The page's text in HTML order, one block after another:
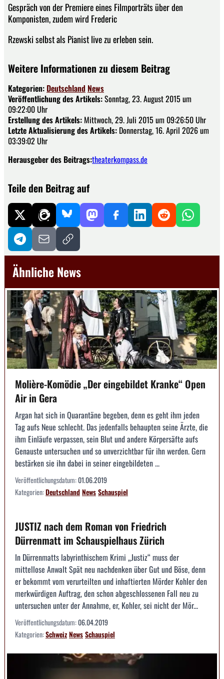
Gespräch von der Premiere eines Filmporträts über den
Komponisten, zudem wird Frederic
Rzewski selbst als Pianist live zu erleben sein.
Weitere Informationen zu diesem Beitrag
Kategorien: Deutschland News
Veröffentlichung des Artikels:Sonntag, 23. August 2015 um
09:22:00 Uhr
Erstellung des Artikels: Mittwoch, 29. Juli 2015 um 09:26:50 Uhr
Letzte Aktualisierung des Artikels: Donnerstag, 16. April 2026 um
03:39:02 Uhr
Herausgeber des Beitrags:theaterkompass.de
Teile den Beitrag auf
Ähnliche News
Molière-Komödie „Der eingebildet Kranke“ Open
Air in Gera
Argan hat sich in Quarantäne begeben, denn es geht ihm jeden
Tag aufs Neue schlecht. Das jedenfalls behaupten seine Ärzte, die
ihm Einläufe verpassen, sein Blut und andere Körpersäfte aufs
Genauste untersuchen und so unverzichtbar für ihn werden. Gern
bestärken sie ihn dabei in seiner eingebildeten ...
Veröffentlichungsdatum:01.06.2019
Kategorien:DeutschlandNewsSchauspiel
JUSTIZ nach dem Roman von Friedrich
Dürrenmatt im Schauspielhaus Zürich
In Dürrenmatts labyrinthischem Krimi „Justiz“ muss der
mittellose Anwalt Spät neu nachdenken über Gut und Böse, denn
er bekommt vom verurteilten und inhaftierten Mörder Kohler den
merkwürdigen Auftrag, den schon abgeschlossenen Fall neu zu
untersuchen unter der Annahme, er, Kohler, sei nicht der Mör...
Veröffentlichungsdatum:06.04.2019
Kategorien:SchweizNewsSchauspiel